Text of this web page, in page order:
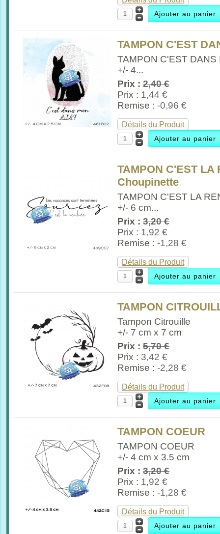
TAMPON C'EST
TAMPON C'EST DANS
+/- 4...
Prix :2,40 €
Prix : 1,44 €
Remise :-0,96 €
Détails du Produit
TAMPON C'EST LA
Choupinette
TAMPON C'EST LA
+/- 6 cm...
Prix :3,20 €
Prix : 1,92 €
Remise :-1,28 €
Détails du Produit
TAMPON
Tampon Citrouille
+/- 7 cm x 7 cm
Prix :5,70 €
Prix : 3,42 €
Remise :-2,28 €
Détails du Produit
TAMPON COEUR
TAMPON COEUR
+/- 4 cm x 3.5 cm
Prix :3,20 €
Prix : 1,92 €
Remise :-1,28 €
Détails du Produit